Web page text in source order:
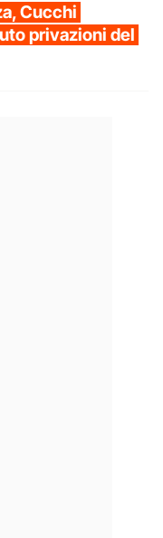
Cucchi
privazioni del